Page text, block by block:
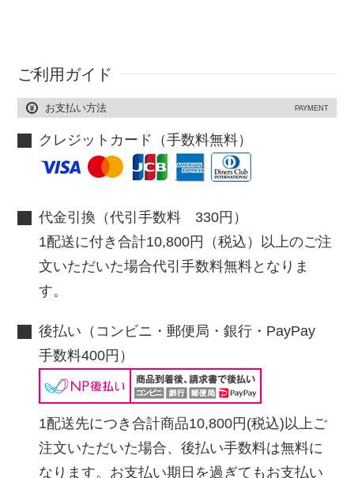
ご利用ガイド
お支払い方法 PAYMENT
クレジットカード（手数料無料）
代金引換（代引手数料 330円）
1配送に付き合計10,800円（税込）以上のご注
文いただいた場合代引手数料無料となりま
す。
後払い（コンビニ・郵便局・銀行・PayPay
手数料400円）
1配送先につき合計商品10,800円(税込)以上ご
注文いただいた場合、後払い手数料は無料に
なります。お支払い期日を過ぎてもお支払い